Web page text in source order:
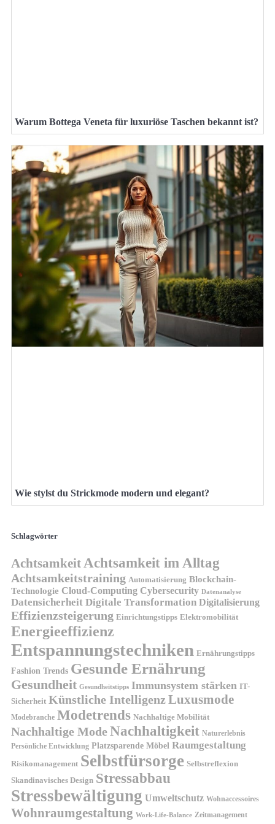
Warum Bottega Veneta für luxuriöse Taschen bekannt ist?
Wie stylst du Strickmode modern und elegant?
Schlagwörter
Achtsamkeit Achtsamkeit im Alltag
Achtsamkeitstraining Automatisierung Blockchain-
Technologie Cloud-Computing Cybersecurity Datenanalyse
Datensicherheit Digitale Transformation Digitalisierung
Effizienzsteigerung Einrichtungstipps Elektromobilität
Energieeffizienz
Entspannungstechniken Ernährungstipps
Fashion Trends Gesunde Ernährung
Gesundheit Gesundheitstipps Immunsystem stärken IT-
Sicherheit Künstliche IntelligenzLuxusmode
Modebranche Modetrends Nachhaltige Mobilität
Nachhaltige ModeNachhaltigkeit Naturerlebnis
Persönliche Entwicklung Platzsparende Möbel Raumgestaltung
Risikomanagement Selbstfürsorge Selbstreflexion
Skandinavisches Design Stressabbau
Stressbewältigung Umweltschutz Wohnaccessoires
Wohnraumgestaltung Work-Life-Balance Zeitmanagement